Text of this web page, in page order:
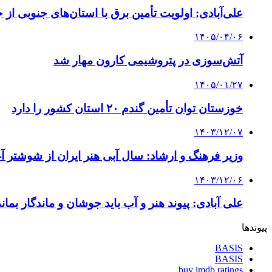
علی‌آبادی: اولویت تأمین برق با استان‌های جنوبی
۱۴۰۵/۰۴/۰۶
آتش‌سوزی در پتروشیمی کارون مهار شد
۱۴۰۵/۰۱/۲۷
خوزستان توان تأمین گندم ۲۰ استان کشور را دارد
۱۴۰۳/۱۲/۰۷
وزیر فرهنگ و ارشاد: سال آبی هنر ایران از شوشتر
۱۴۰۳/۱۲/۰۶
علی آبادی: پیوند هنر و آب باید جوشان و ماندگار
پیوندها
BASIS
BASIS